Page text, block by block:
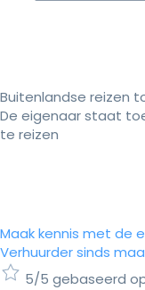
Buitenlandse reizen
De eigenaar staat
te reizen
Maak kennis met de
Verhuurder sinds
5/5 gebaseerd